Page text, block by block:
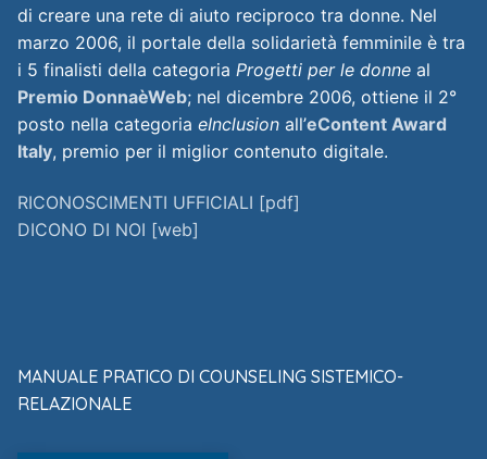
di creare una rete di aiuto reciproco tra donne. Nel
marzo 2006, il portale della solidarietà femminile è tra
i 5 finalisti della categoria Progetti per le donne al
Premio DonnaèWeb; nel dicembre 2006, ottiene il 2°
posto nella categoria eInclusion all’eContent Award
Italy, premio per il miglior contenuto digitale.
RICONOSCIMENTI UFFICIALI [pdf]
DICONO DI NOI [web]
MANUALE PRATICO DI COUNSELING SISTEMICO-
RELAZIONALE